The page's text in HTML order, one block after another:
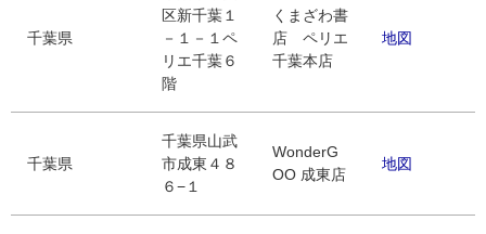
千葉県
区新千葉１
－１－１ペ
リエ千葉６
階
くまざわ書
店 ペリエ
千葉本店
地図
千葉県
千葉県山武
市成東４８
６−１
WonderG
OO 成東店
地図